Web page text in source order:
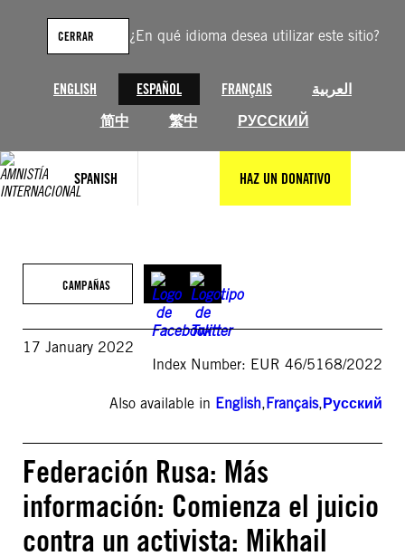
¿En qué idioma desea utilizar este sitio?
ENGLISH ESPAÑOL FRANÇAIS
العربية
简中
繁中 РУССКИЙ
CERRAR
SPANISH HAZ UN DONATIVO
contenido
CAMPAÑAS
17 January 2022
Index Number: EUR 46/5168/2022
Also available in English,Français,Русский
Federación Rusa: Más
información: Comienza el juicio
contra un activista: Mikhail